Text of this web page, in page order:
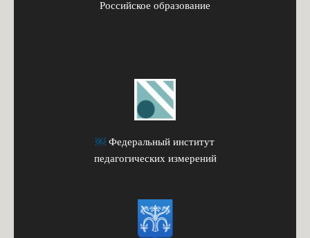
Российское образование
￼ Федеральный институт
педагогических измерений